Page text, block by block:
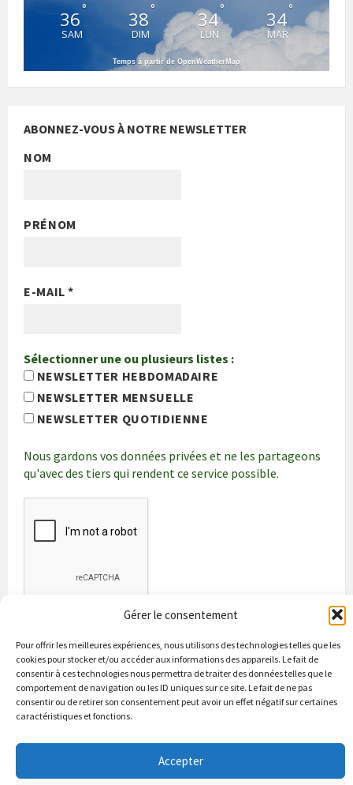
Gérer le consentement
Pour offrir les meilleures expériences, nous utilisons des technologies telles que les
cookies pour stocker et/ou accéder aux informations des appareils. Le fait de
consentir à ces technologies nous permettra de traiter des données telles que le
comportement de navigation ou les ID uniques sur ce site. Le fait de ne pas
consentir ou de retirer son consentement peut avoir un effet négatif sur certaines
caractéristiques et fonctions.
Accepter
36°
SAM
38 °
DIM
34°
LUN
34°
MAR
Temps à partir de OpenWeatherMap
ABONNEZ-VOUS À NOTRE NEWSLETTER
NOM
PRÉNOM
E-MAIL*
Sélectionner une ou plusieurs listes :
NEWSLETTER HEBDOMADAIRE
NEWSLETTER MENSUELLE
NEWSLETTER QUOTIDIENNE
Nous gardons vos données privées et ne les partageons
qu'avec des tiers qui rendent ce service possible.
Les Associations
Les bonnes adresses
Un peu d’histoire
Contacts & renseignements